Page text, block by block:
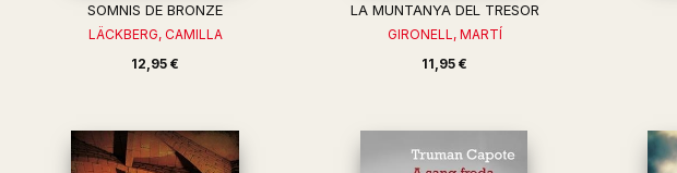
SOMNIS DE BRONZE
LÄCKBERG, CAMILLA
12,95 €
LA MUNTANYA DEL TRESOR
GIRONELL, MARTÍ
11,95 €